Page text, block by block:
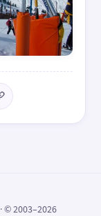
· © 2003–2026